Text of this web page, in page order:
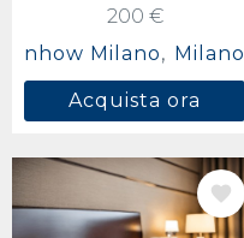
200 €
nhow Milano
Milano
Acquista ora
IMMAGINE